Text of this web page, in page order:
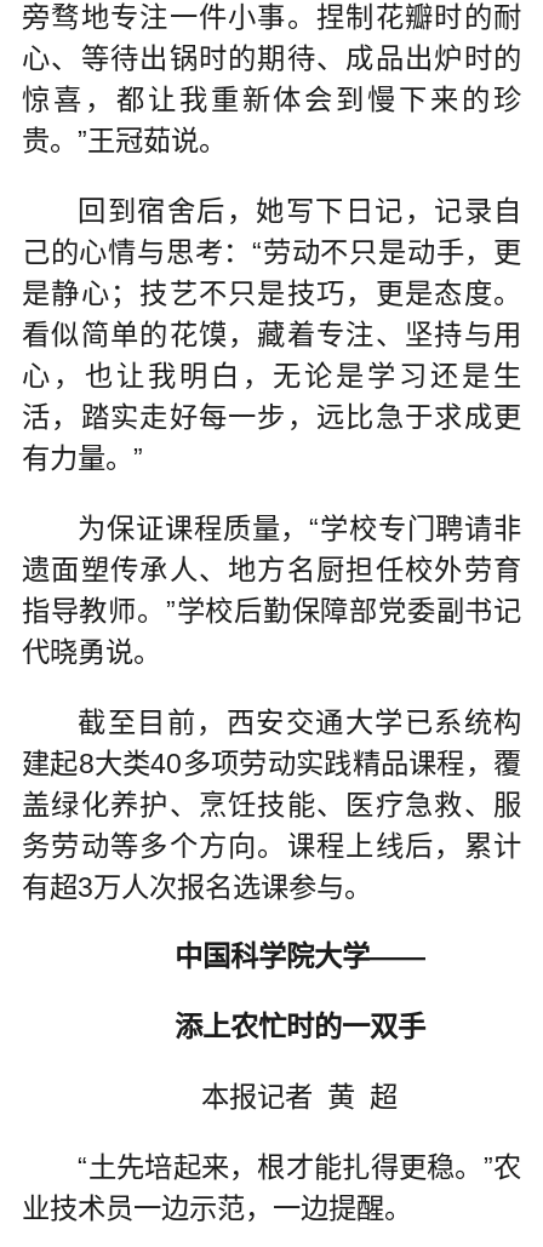
旁骛地专注一件小事。捏制花瓣时的耐
心、等待出锅时的期待、成品出炉时的
惊喜，都让我重新体会到慢下来的珍
贵。”王冠茹说。
回到宿舍后，她写下日记，记录自
己的心情与思考：“劳动不只是动手，更
是静心；技艺不只是技巧，更是态度。
看似简单的花馍，藏着专注、坚持与用
心，也让我明白，无论是学习还是生
活，踏实走好每一步，远比急于求成更
有力量。”
为保证课程质量，“学校专门聘请非
遗面塑传承人、地方名厨担任校外劳育
指导教师。”学校后勤保障部党委副书记
代晓勇说。
截至目前，西安交通大学已系统构
建起8大类40多项劳动实践精品课程，覆
盖绿化养护、烹饪技能、医疗急救、服
务劳动等多个方向。课程上线后，累计
有超3万人次报名选课参与。
中国科学院大学——
添上农忙时的一双手
本报记者 黄 超
“土先培起来，根才能扎得更稳。”农
业技术员一边示范，一边提醒。